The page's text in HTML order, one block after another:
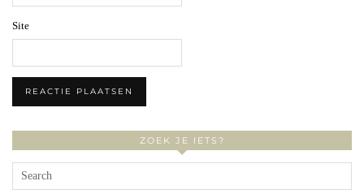
Site
ZOEK JE IETS?